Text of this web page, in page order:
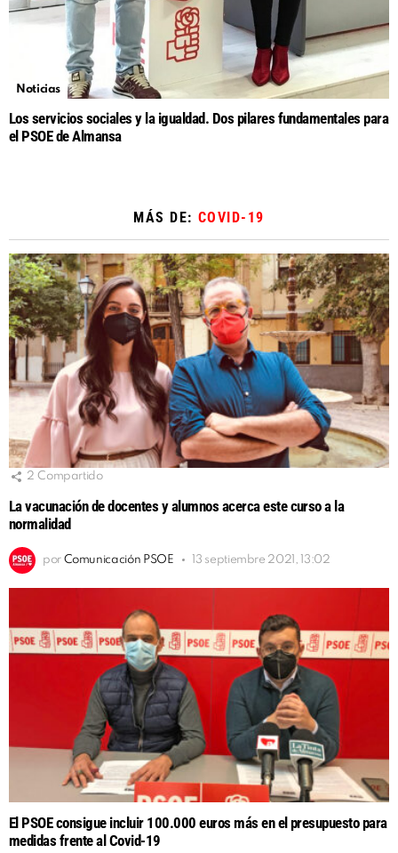
Noticias
Los servicios sociales y la igualdad. Dos pilares fundamentales para
el PSOE de Almansa
MÁS DE: COVID-19
2 Compartido
La vacunación de docentes y alumnos acerca este curso a la
normalidad
por Comunicación PSOE 13 septiembre 2021, 13:02
El PSOE consigue incluir 100.000 euros más en el presupuesto para
medidas frente al Covid-19